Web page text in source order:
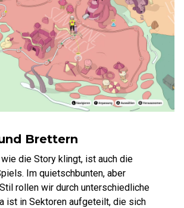
Brettern
die Story klingt, ist auch die
Im quietschbunten, aber
rollen wir durch unterschiedliche
ist in Sektoren aufgeteilt, die sich